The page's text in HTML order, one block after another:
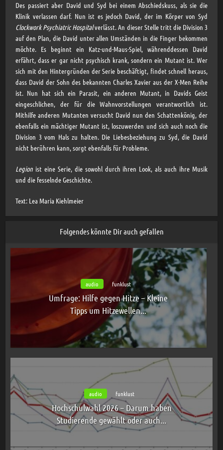
Des passiert aber David und Syd bei einem Abschiedskuss, als sie die
Klinik verlassen darf. Nun ist es jedoch David, der im Körper von Syd
Clockwork Psychiatric Hospitalverlässt. An dieser Stelle tritt die Division 3
auf den Plan, die David unter allen Umständen in die Finger bekommen
möchte. Es beginnt ein Katz-und-Maus-Spiel, währenddessen David
erfährt, dass er gar nicht psychisch krank, sondern ein Mutant ist. Wer
sich mit den Hintergründen der Serie beschäftigt, findet schnell heraus,
dass David der Sohn des bekannten Charles Xavier aus der X-Men Reihe
ist. Nun hat sich ein Parasit, ein anderen Mutant, in Davids Geist
eingeschlichen, der für die Wahnvorstellungen verantwortlich ist.
Mithilfe anderen Mutanten versucht David nun den Schattenkönig, der
ebenfalls ein mächtiger Mutant ist, loszuwerden und sich auch noch die
Division 3 vom Hals zu halten. Die Liebesbeziehung zu Syd, die David
nicht berühren kann, sorgt ebenfalls für Probleme.
Legion ist eine Serie, die sowohl durch ihren Look, als auch ihre Musik
und die fesselnde Geschichte.
Text: Lea Maria Kiehlmeier
Folgendes könnte Dir auch gefallen
audio funklust
Umfrage: Hilfe gegen Hitze – Kleine
Tipps um Hitzewellen...
audio funklust
Hochschulwahl 2026 – Darum haben
Studierende gewählt oder auch...